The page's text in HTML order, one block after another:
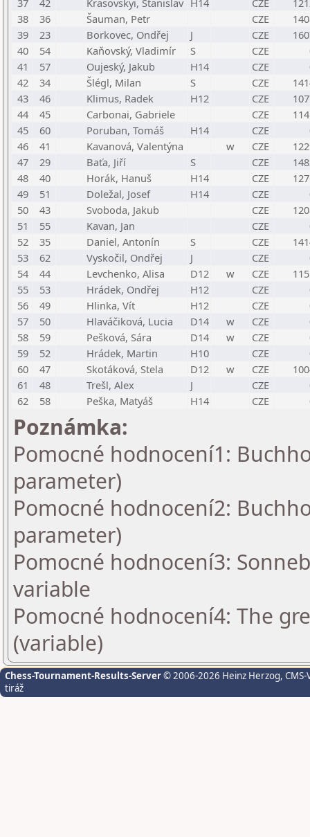
37
42 Krasovskyi, Stanislav H14 CZE
38
36 Šauman, Petr CZE
39
23 Borkovec, Ondřej J CZE
40
54 Kaňovský, Vladimír S CZE
41
57 Oujeský, Jakub H14 CZE
42
34 Šlégl, Milan S CZE
43
46 Klimus, Radek H12 CZE
44
45 Carbonai, Gabriele CZE
45
60 Poruban, Tomáš H14 CZE
46
41 Kavanová, Valentýna w CZE
47
29 Baťa, Jiří S CZE
48
40 Horák, Hanuš H14 CZE
49
51 Doležal, Josef H14 CZE
50
43 Svoboda, Jakub CZE
51
55 Kavan, Jan CZE
52
35 Daniel, Antonín S CZE
53
62 Vyskočil, Ondřej J CZE
54
44 Levchenko, Alisa D12 w CZE
55
53 Hrádek, Ondřej H12 CZE
56
49 Hlinka, Vít H12 CZE
57
50 Hlaváčiková, Lucia D14 w CZE
58
59 Pešková, Sára D14 w CZE
59
52 Hrádek, Martin H10 CZE
60
47 Skotáková, Stela D12 w CZE
61
48 Trešl, Alex J CZE
62
58 Peška, Matyáš H14 CZE
Poznámka:
Pomocné hodnocení1:
parameter)
Pomocné hodnocení2:
parameter)
Pomocné hodnocení3:
variable
Pomocné hodnocení4: The
(variable)
Chess-Tournament-Results-Server© 2006-2026 Heinz Herzog,
tiráž